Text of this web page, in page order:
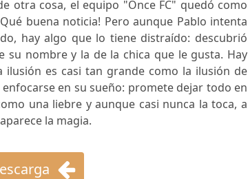
otra cosa, el equipo "Once FC" quedó como
buena noticia! Pero aunque Pablo intenta
hay algo que lo tiene distraído: descubrió
su nombre y la de la chica que le gusta. Hay
ilusión es casi tan grande como la ilusión de
en su sueño: promete dejar todo en
una liebre y aunque casi nunca la toca, a
la magia.